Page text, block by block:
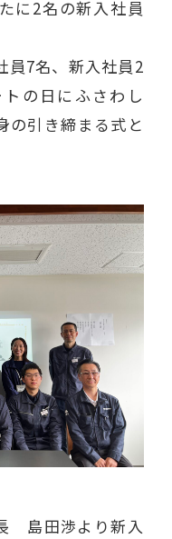
に2名の新入社員
員7名、新入社員2
の日にふさわし
の引き締まる式と
島田渉より新入